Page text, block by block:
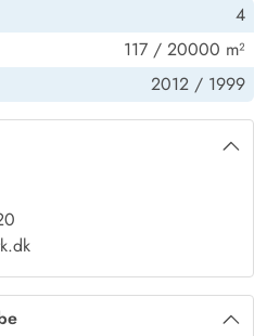
den Ringkøbing Fjord. Auf
natürlich abgeschirmten
der Düne und mitten in der
tollen Lichteinfall durch die
Osten und Westen sowie auch
Schlafzimmer, ein großes
Sauna, sowie auch eine kleine
4
117 / 20000 m²
2012 / 1999